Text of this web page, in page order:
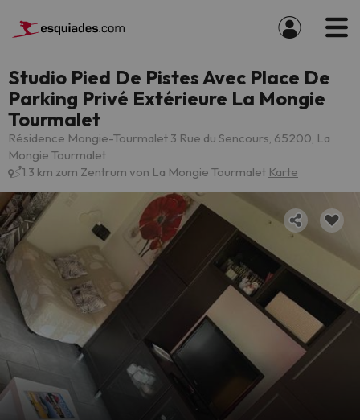
Studio Pied De Pistes Avec Place De
Parking Privé Extérieure La Mongie
Tourmalet
Résidence Mongie-Tourmalet 3 Rue du Sencours, 65200, La
Mongie Tourmalet
1.3 km zum Zentrum von La Mongie Tourmalet Karte